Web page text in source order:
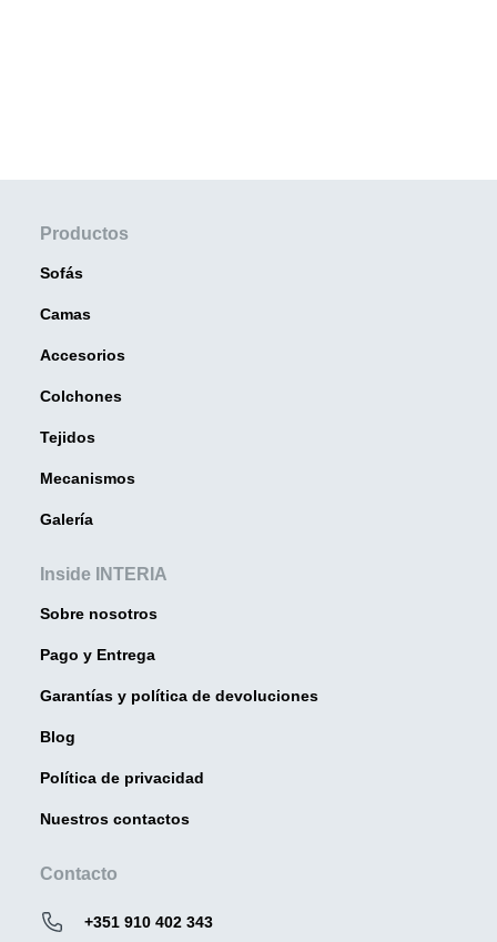
Productos
Sofás
Camas
Accesorios
Colchones
Tejidos
Mecanismos
Galería
Inside INTERIA
Sobre nosotros
Pago y Entrega
Garantías y política de devoluciones
Blog
Política de privacidad
Nuestros contactos
Contacto
+351 910 402 343